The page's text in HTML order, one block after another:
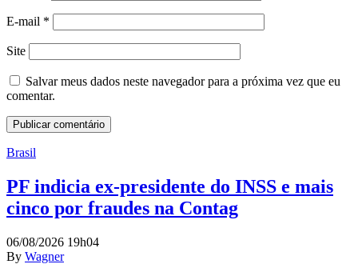
E-mail *
Site
Salvar meus dados neste navegador para a próxima vez que eu
comentar.
Brasil
PF indicia ex-presidente do INSS e mais
cinco por fraudes na Contag
06/08/2026 19h04
By Wagner